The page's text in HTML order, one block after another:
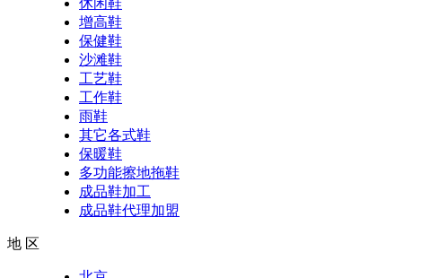
休闲鞋
增高鞋
保健鞋
沙滩鞋
工艺鞋
工作鞋
雨鞋
其它各式鞋
保暖鞋
多功能擦地拖鞋
成品鞋加工
成品鞋代理加盟
地 区